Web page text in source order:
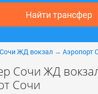
Найти трансфер
Сочи ЖД вокзал → Аэропорт
Сочи ЖД
Сочи